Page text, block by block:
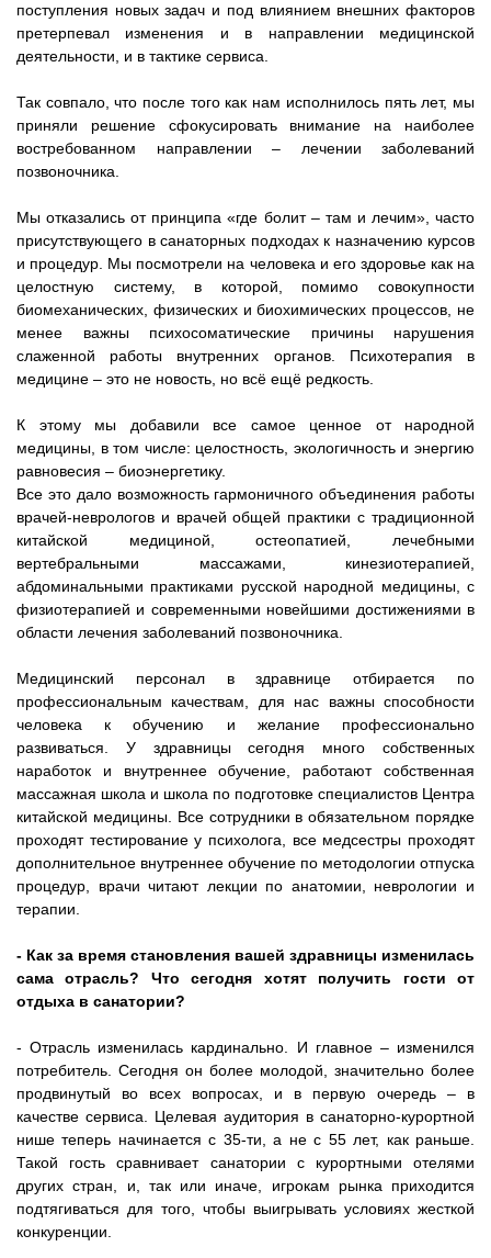
поступления новых задач и под влиянием внешних факторов
претерпевал изменения и в направлении медицинской
деятельности, и в тактике сервиса.
Так совпало, что после того как нам исполнилось пять лет, мы
приняли решение сфокусировать внимание на наиболее
востребованном направлении – лечении заболеваний
позвоночника.
Мы отказались от принципа «где болит – там и лечим», часто
присутствующего в санаторных подходах к назначению курсов
и процедур. Мы посмотрели на человека и его здоровье как на
целостную систему, в которой, помимо совокупности
биомеханических, физических и биохимических процессов, не
менее важны психосоматические причины нарушения
слаженной работы внутренних органов. Психотерапия в
медицине – это не новость, но всё ещё редкость.
К этому мы добавили все самое ценное от народной
медицины, в том числе: целостность, экологичность и энергию
равновесия – биоэнергетику.
Все это дало возможность гармоничного объединения работы
врачей-неврологов и врачей общей практики с традиционной
китайской медициной, остеопатией, лечебными
вертебральными массажами, кинезиотерапией,
абдоминальными практиками русской народной медицины, с
физиотерапией и современными новейшими достижениями в
области лечения заболеваний позвоночника.
Медицинский персонал в здравнице отбирается по
профессиональным качествам, для нас важны способности
человека к обучению и желание профессионально
развиваться. У здравницы сегодня много собственных
наработок и внутреннее обучение, работают собственная
массажная школа и школа по подготовке специалистов Центра
китайской медицины. Все сотрудники в обязательном порядке
проходят тестирование у психолога, все медсестры проходят
дополнительное внутреннее обучение по методологии отпуска
процедур, врачи читают лекции по анатомии, неврологии и
терапии.
- Как за время становления вашей здравницы изменилась
сама отрасль? Что сегодня хотят получить гости от
отдыха в санатории?
- Отрасль изменилась кардинально. И главное – изменился
потребитель. Сегодня он более молодой, значительно более
продвинутый во всех вопросах, и в первую очередь – в
качестве сервиса. Целевая аудитория в санаторно-курортной
нише теперь начинается с 35-ти, а не с 55 лет, как раньше.
Такой гость сравнивает санатории с курортными отелями
других стран, и, так или иначе, игрокам рынка приходится
подтягиваться для того, чтобы выигрывать условиях жесткой
конкуренции.